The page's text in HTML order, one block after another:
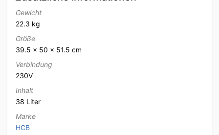
Gewicht
22.3 kg
Größe
39.5 × 50 × 51.5 cm
Verbindung
230V
Inhalt
38 Liter
Marke
HCB